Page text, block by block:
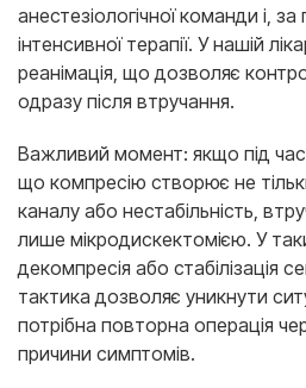
анестезіологічної команди і,
інтенсивної терапії. У нашій
реанімація, що дозволяє
одразу після втручання.
Важливий момент: якщо під час
що компресію створює не
каналу або нестабільність,
лише мікродискектомією. У
декомпресія або стабілізація
тактика дозволяє уникнути
потрібна повторна операція
причини симптомів.